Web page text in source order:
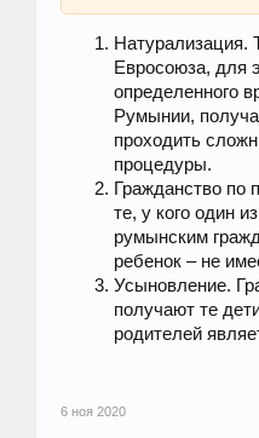
Натурализация.
Евросоюза, для
определенного
Румынии,
проходить
процедуры.
Гражданство по
те, у кого один
румынским
ребенок – не
Усыновление.
получают те
родителей
6 ноя 2020